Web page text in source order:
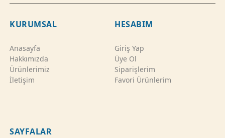
KURUMSAL
Anasayfa
Hakkımızda
Ürünlerimiz
İletişim
HESABIM
Giriş Yap
Üye Ol
Siparişlerim
Favori Ürünlerim
SAYFALAR